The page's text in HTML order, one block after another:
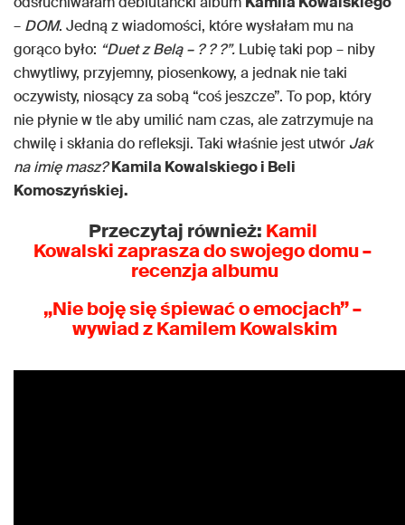
– DOM. Jedną z wiadomości, które wysłałam mu na
gorąco było: “Duet z Belą – ? ? ?”. Lubię taki pop – niby
chwytliwy, przyjemny, piosenkowy, a jednak nie taki
oczywisty, niosący za sobą “coś jeszcze”. To pop, który
nie płynie w tle aby umilić nam czas, ale zatrzymuje na
chwilę i skłania do refleksji. Taki właśnie jest utwór Jak
na imię masz?Kamila Kowalskiego i Beli
Komoszyńskiej.
Przeczytaj również: Kamil
Kowalski zaprasza do swojego domu –
recenzja albumu
„Nie boję się śpiewać o emocjach” –
wywiad z Kamilem Kowalskim